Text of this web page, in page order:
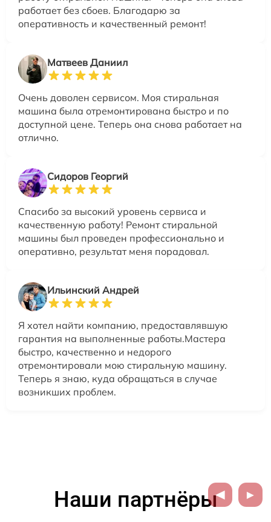
работает без сбоев. Благодарю за
оперативность и качественный ремонт!
Матвеев Даниил
Очень доволен сервисом. Моя стиральная
машина была отремонтирована быстро и по
доступной цене. Теперь она снова работает на
отлично.
Сидоров Георгий
Спасибо за высокий уровень сервиса и
качественную работу! Ремонт стиральной
машины был проведен профессионально и
оперативно, результат меня порадовал.
Ильинский Андрей
Я хотел найти компанию, предоставлявшую
гарантия на выполненные работы.Мастера
быстро, качественно и недорого
отремонтировали мою стиральную машину.
Теперь я знаю, куда обращаться в случае
возникших проблем.
Наши партнёры